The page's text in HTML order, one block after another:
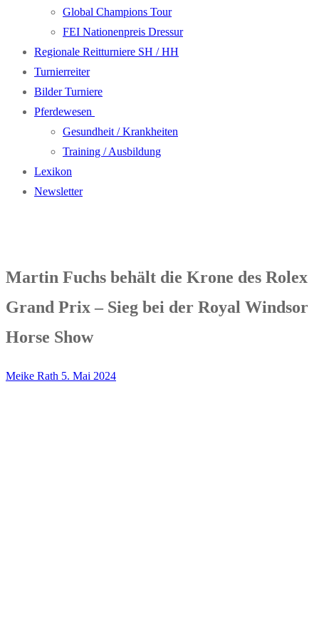
Global Champions Tour
FEI Nationenpreis Dressur
Regionale Reitturniere SH / HH
Turnierreiter
Bilder Turniere
Pferdewesen
Gesundheit / Krankheiten
Training / Ausbildung
Lexikon
Newsletter
Martin Fuchs behält die Krone des Rolex
Grand Prix – Sieg bei der Royal Windsor
Horse Show
Meike Rath 5. Mai 2024